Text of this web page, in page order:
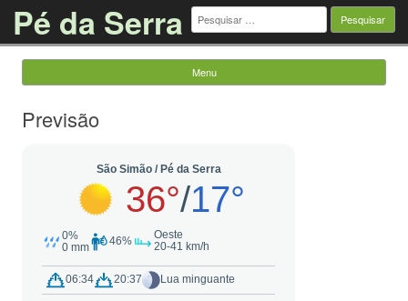
Pé da Serra Pesquisar
por:
Menu
Previsão